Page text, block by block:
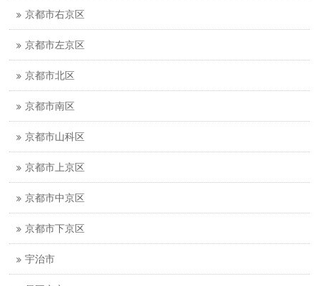
京都市右京区
京都市左京区
京都市北区
京都市南区
京都市山科区
京都市上京区
京都市中京区
京都市下京区
宇治市